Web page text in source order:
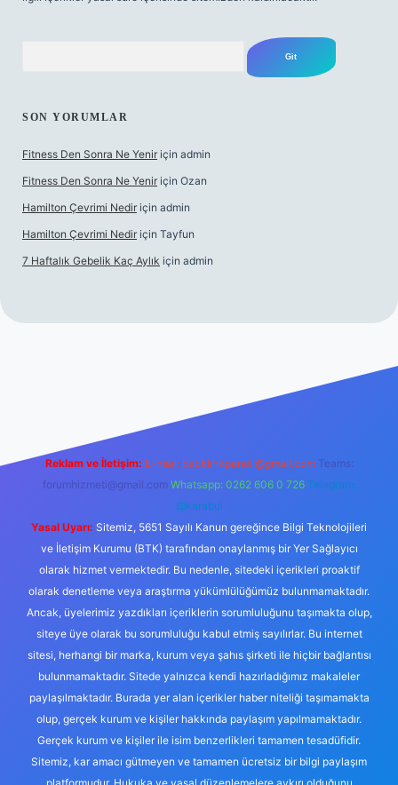
SON YORUMLAR
Fitness Den Sonra Ne Yenir için admin
Fitness Den Sonra Ne Yenir için Ozan
Hamilton Çevrimi Nedir için admin
Hamilton Çevrimi Nedir için Tayfun
7 Haftalık Gebelik Kaç Aylık için admin
Reklam ve İletişim: E-mail: backlinkpaneli@gmail.com Teams:
forumhizmeti@gmail.com Whatsapp: 0262 606 0 726 Telegram:
@karabul
Yasal Uyarı: Sitemiz, 5651 Sayılı Kanun gereğince Bilgi Teknolojileri
ve İletişim Kurumu (BTK) tarafından onaylanmış bir Yer Sağlayıcı
olarak hizmet vermektedir. Bu nedenle, sitedeki içerikleri proaktif
olarak denetleme veya araştırma yükümlülüğümüz bulunmamaktadır.
Ancak, üyelerimiz yazdıkları içeriklerin sorumluluğunu taşımakta olup,
siteye üye olarak bu sorumluluğu kabul etmiş sayılırlar. Bu internet
sitesi, herhangi bir marka, kurum veya şahıs şirketi ile hiçbir bağlantısı
bulunmamaktadır. Sitede yalnızca kendi hazırladığımız makaleler
paylaşılmaktadır. Burada yer alan içerikler haber niteliği taşımamakta
olup, gerçek kurum ve kişiler hakkında paylaşım yapılmamaktadır.
Gerçek kurum ve kişiler ile isim benzerlikleri tamamen tesadüfidir.
Sitemiz, kar amacı gütmeyen ve tamamen ücretsiz bir bilgi paylaşım